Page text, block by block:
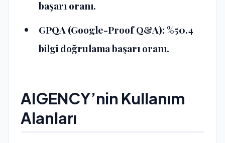
başarı oranı.
GPQA (Google-Proof Q&A): %50.4
bilgi doğrulama başarı oranı​​.
AIGENCY’nin Kullanım
Alanları